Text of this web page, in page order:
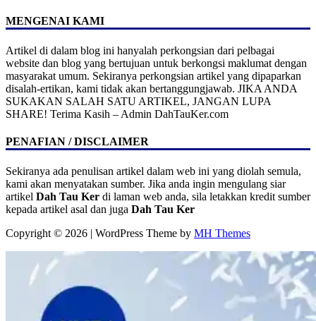
MENGENAI KAMI
Artikel di dalam blog ini hanyalah perkongsian dari pelbagai
website dan blog yang bertujuan untuk berkongsi maklumat dengan
masyarakat umum. Sekiranya perkongsian artikel yang dipaparkan
disalah-ertikan, kami tidak akan bertanggungjawab. JIKA ANDA
SUKAKAN SALAH SATU ARTIKEL, JANGAN LUPA
SHARE! Terima Kasih – Admin DahTauKer.com
PENAFIAN / DISCLAIMER
Sekiranya ada penulisan artikel dalam web ini yang diolah semula,
kami akan menyatakan sumber. Jika anda ingin mengulang siar
artikel Dah Tau Ker di laman web anda, sila letakkan kredit sumber
kepada artikel asal dan juga Dah Tau Ker
Copyright © 2026 | WordPress Theme by MH Themes